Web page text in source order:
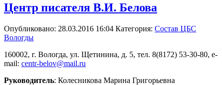
Центр писателя В.И. Белова
Опубликовано: 28.03.2016 16:04 Категория: Состав ЦБС
Вологды
160002, г. Вологда, ул. Щетинина, д. 5, тел. 8(8172) 53-30-80, e-
mail: centr-belov@mail.ru
Руководитель: Колесникова Марина Григорьевна